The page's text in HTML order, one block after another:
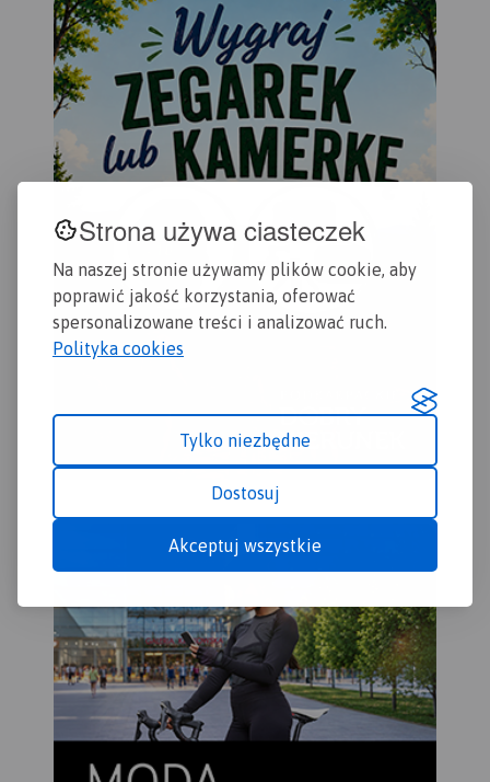
Strona używa ciasteczek
Na naszej stronie używamy plików cookie, aby
poprawić jakość korzystania, oferować
spersonalizowane treści i analizować ruch.
Polityka cookies
Tylko niezbędne
Dostosuj
Akceptuj wszystkie
zamyka się w granicach:
Końskie na północy, Raków
na południu, Ostrowiec
Świętokrzyski na wschodzie,
Dobrzeszów na zachodzie.
Rok wydania 2023